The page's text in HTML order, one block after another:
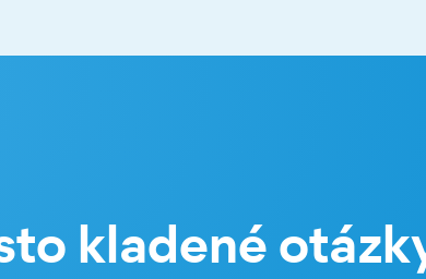
kladené